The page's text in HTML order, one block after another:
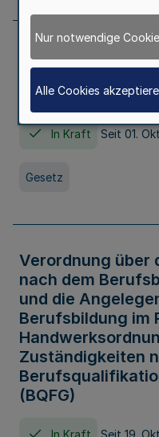
Gesetz über die
Nordrhein-
HG)
In Kraft Seit 01.
Gesetz
Verordnung über
nach dem
und die
Berufsbildung im
Zuständigkeiten
(BQFG)
In Kraft Seit 19.
Nur notwendige
Alle Cookies